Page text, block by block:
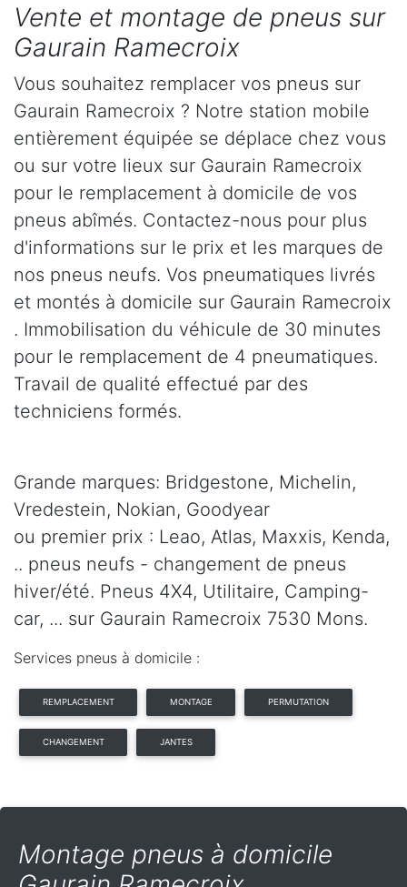
Vente et montage de pneus sur
Gaurain Ramecroix
Vous souhaitez remplacer vos pneus sur
Gaurain Ramecroix ? Notre station mobile
entièrement équipée se déplace chez vous
ou sur votre lieux sur Gaurain Ramecroix
pour le remplacement à domicile de vos
pneus abîmés. Contactez-nous pour plus
d'informations sur le prix et les marques de
nos pneus neufs. Vos pneumatiques livrés
et montés à domicile sur Gaurain Ramecroix
. Immobilisation du véhicule de 30 minutes
pour le remplacement de 4 pneumatiques.
Travail de qualité effectué par des
techniciens formés.
Grande marques: Bridgestone, Michelin,
Vredestein, Nokian, Goodyear
ou premier prix : Leao, Atlas, Maxxis, Kenda,
.. pneus neufs - changement de pneus
hiver/été. Pneus 4X4, Utilitaire, Camping-
car, ... sur Gaurain Ramecroix 7530 Mons.
Services pneus à domicile :
REMPLACEMENT MONTAGE PERMUTATION
CHANGEMENT JANTES
Montage pneus à domicile